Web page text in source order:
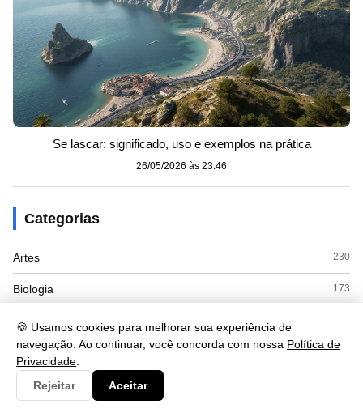
🍪 Usamos cookies para melhorar sua experiência de
navegação. Ao continuar, você concorda com nossa Política de
Privacidade
Rejeitar
Aceitar
Se lascar: significado, uso e exemplos na prática
26/05/2026 às 23:46
Categorias
Artes 230
Biologia 173
Clima
Cultura 125
Economia